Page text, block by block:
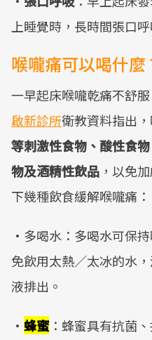
上睡覺時，長時間張口
喉嚨痛可以喝什麼
一早起床喉嚨乾痛不舒
啟新診所衛教資料指出
等刺激性食物、酸性食
物及酒精性飲品 ，以免
下幾種飲食緩解喉嚨痛：
·多喝水：多喝水可保
免飲用太熱／太冰的水
液排出。
· 蜂蜜 ：蜂蜜具有抗菌